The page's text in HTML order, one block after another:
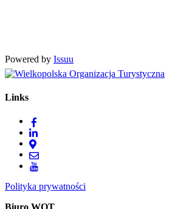
Powered by Issuu
Links
Polityka prywatności
Biuro WOT